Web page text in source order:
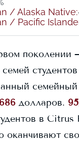
/ Alaska Native:
/ Pacific
поколении
долларов.
в Citrus
оканчивают